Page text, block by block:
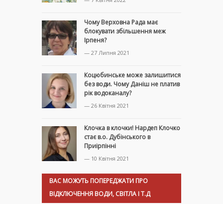
Чому Верховна Рада має
блокувати збільшення меж
Ірпеня?
— 27 Липня 2021
Коцюбинське може залишитися
без води. Чому Даніш не платив
рік водоканалу?
— 26 Квітня 2021
Клочка в клочки! Нардеп Клочко
стає в.о. Дубінського в
Приірпінні
— 10 Квітня 2021
ВАС МОЖУТЬ ПОПЕРЕДЖАТИ ПРО
ВІДКЛЮЧЕННЯ ВОДИ, СВІТЛА І Т.Д